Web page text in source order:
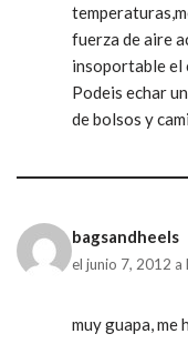
fuerza de aire
insoportable el
Podeis echar
de bolsos y
bagsandheels
el junio 7, 2012 a
muy guapa, me